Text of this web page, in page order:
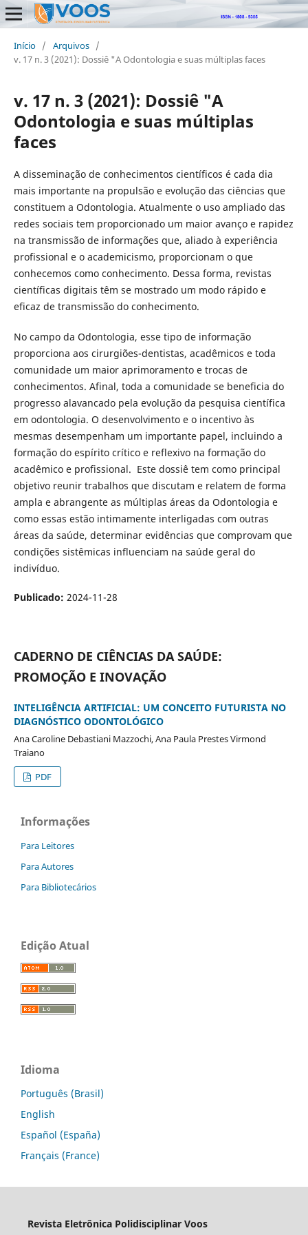
Início / Arquivos /
v. 17 n. 3 (2021): Dossiê "A Odontologia e suas múltiplas faces
v. 17 n. 3 (2021): Dossiê "A
Odontologia e suas múltiplas
faces
A disseminação de conhecimentos científicos é cada dia
mais importante na propulsão e evolução das ciências que
constituem a Odontologia. Atualmente o uso ampliado das
redes sociais tem proporcionado um maior avanço e rapidez
na transmissão de informações que, aliado à experiência
profissional e o academicismo, proporcionam o que
conhecemos como conhecimento. Dessa forma, revistas
científicas digitais têm se mostrado um modo rápido e
eficaz de transmissão do conhecimento.
No campo da Odontologia, esse tipo de informação
proporciona aos cirurgiões-dentistas, acadêmicos e toda
comunidade um maior aprimoramento e trocas de
conhecimentos. Afinal, toda a comunidade se beneficia do
progresso alavancado pela evolução da pesquisa científica
em odontologia. O desenvolvimento e o incentivo às
mesmas desempenham um importante papel, incluindo a
formação do espírito crítico e reflexivo na formação do
acadêmico e profissional. Este dossiê tem como principal
objetivo reunir trabalhos que discutam e relatem de forma
ampla e abrangente as múltiplas áreas da Odontologia e
como essas estão intimamente interligadas com outras
áreas da saúde, determinar evidências que comprovam que
condições sistêmicas influenciam na saúde geral do
indivíduo.
Publicado: 2024-11-28
CADERNO DE CIÊNCIAS DA SAÚDE:
PROMOÇÃO E INOVAÇÃO
INTELIGÊNCIA ARTIFICIAL: UM CONCEITO FUTURISTA NO
DIAGNÓSTICO ODONTOLÓGICO
Ana Caroline Debastiani Mazzochi, Ana Paula Prestes Virmond
Traiano
PDF
Informações
Para Leitores
Para Autores
Para Bibliotecários
Edição Atual
Idioma
Português (Brasil)
English
Español (España)
Français (France)
Revista Eletrônica Polidisciplinar Voos